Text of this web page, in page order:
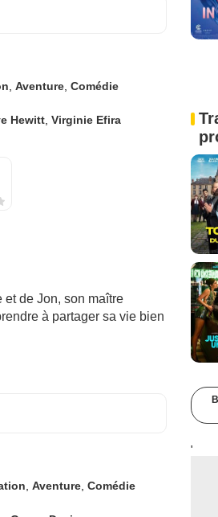
Aventure, Comédie
Hewitt, Virginie Efira
et de Jon, son maître
à partager sa vie bien
Aventure, Comédie
'